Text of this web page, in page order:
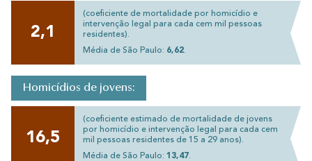
2,1
(coeficiente de mortalidade por homicídio e
intervenção legal para cada cem mil pessoas
residentes).
Média de São Paulo: 6,62.
Homicídios de jovens:
16,5
(coeficiente estimado de mortalidade de jovens
por homicídio e intervenção legal para cada cem
mil pessoas residentes de 15 a 29 anos).
Média de São Paulo: 13,47.